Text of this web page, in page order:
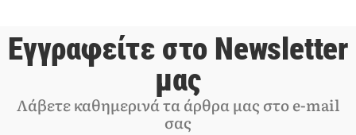
Εγγραφείτε στο Newsletter
μας
Λάβετε καθημερινά τα άρθρα μας στο e-mail
σας